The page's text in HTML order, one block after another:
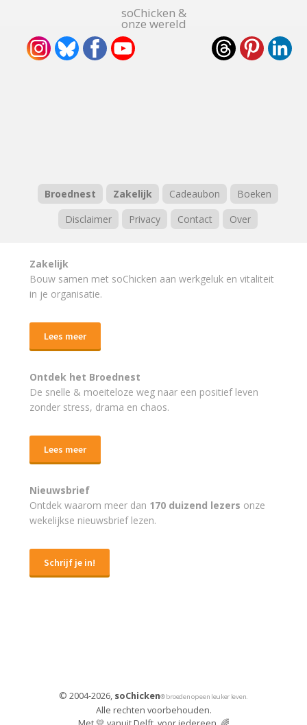
soChicken &
onze wereld
Broednest Zakelijk Cadeaubon
Boeken
Disclaimer
Privacy Contact Over
Zakelijk
Bouw samen met soChicken aan werkgeluk en vitaliteit
in je organisatie.
Lees meer
Ontdek het Broednest
De snelle & moeiteloze weg naar een positief leven
zonder stress, drama en chaos.
Lees meer
Nieuwsbrief
Ontdek waarom meer dan 170 duizend lezers onze
wekelijkse nieuwsbrief lezen.
Schrijf je in!
© 2004-2026, soChicken® broeden op een leuker leven.
Alle rechten voorbehouden.